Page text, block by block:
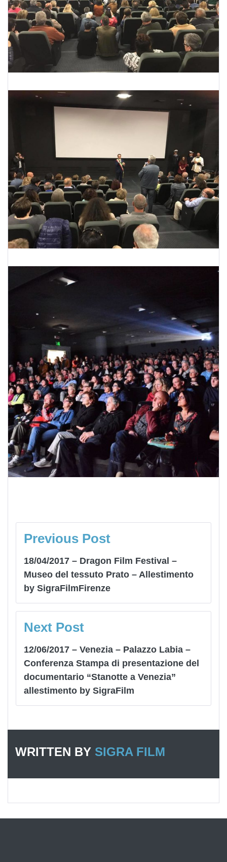
NAVIGAZIONE
ARTICOLI
Previous Post
18/04/2017 – Dragon Film Festival –
Museo del tessuto Prato – Allestimento
by SigraFilmFirenze
Next Post
12/06/2017 – Venezia – Palazzo Labia –
Conferenza Stampa di presentazione del
documentario “Stanotte a Venezia”
allestimento by SigraFilm
WRITTEN BY SIGRA FILM